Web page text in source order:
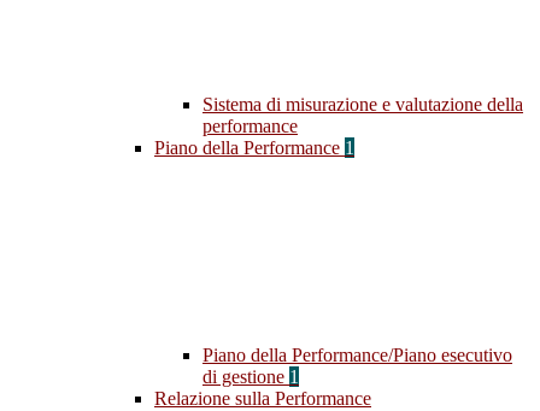
Sistema di misurazione e valutazione della
performance
Piano della Performance 1
Piano della Performance/Piano esecutivo
di gestione 1
Relazione sulla Performance